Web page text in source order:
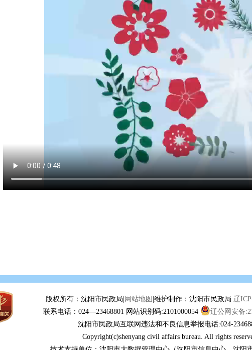
版权所有：沈阳市民政局| 网站地图 |维护制作：沈阳市民政局 辽
联系电话：024—23468801 网站识别码:2101000054
辽公网安备
沈阳市民政局互联网违法和不良信息举报电话:024-
Copyright(c)shenyang civil affairs bureau. All rights